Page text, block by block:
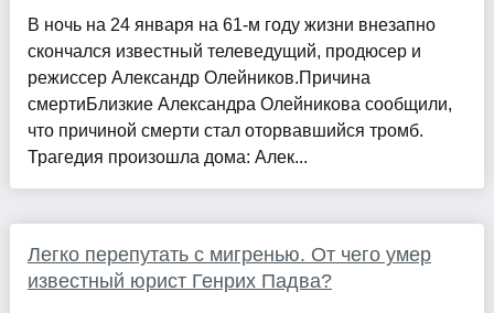
В ночь на 24 января на 61-м году жизни внезапно
скончался известный телеведущий, продюсер и
режиссер Александр Олейников.Причина
смертиБлизкие Александра Олейникова сообщили,
что причиной смерти стал оторвавшийся тромб.
Трагедия произошла дома: Алек...
Легко перепутать с мигренью. От чего умер
известный юрист Генрих Падва?